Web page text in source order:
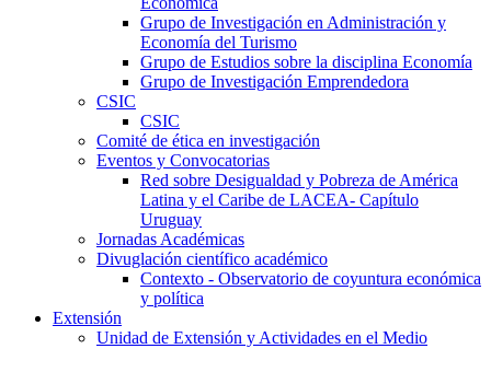
Grupo de Investigación en Administración y
Economía del Turismo
Grupo de Estudios sobre la disciplina Economía
Grupo de Investigación Emprendedora
CSIC
CSIC
Comité de ética en investigación
Eventos y Convocatorias
Red sobre Desigualdad y Pobreza de América
Latina y el Caribe de LACEA- Capítulo
Uruguay
Jornadas Académicas
Divuglación científico académico
Contexto - Observatorio de coyuntura económica
y política
Extensión
Unidad de Extensión y Actividades en el Medio